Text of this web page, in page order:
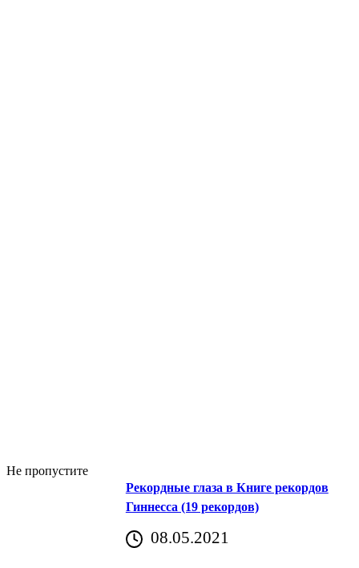
Не пропустите
Рекордные глаза в Книге рекордов
Гиннесса (19 рекордов)
08.05.2021